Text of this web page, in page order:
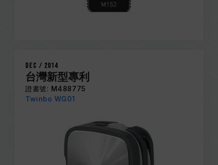
Dec / 2014
台灣新型專利
證書號: M488775
Twinbo WG01